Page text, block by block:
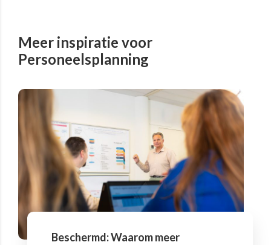
Meer inspiratie voor
Personeelsplanning
Beschermd: Waarom meer